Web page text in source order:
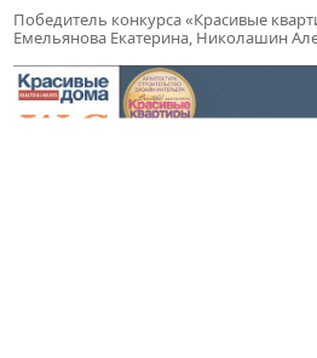
Победитель конкурса «Красивые
Емельянова Екатерина, Николашин